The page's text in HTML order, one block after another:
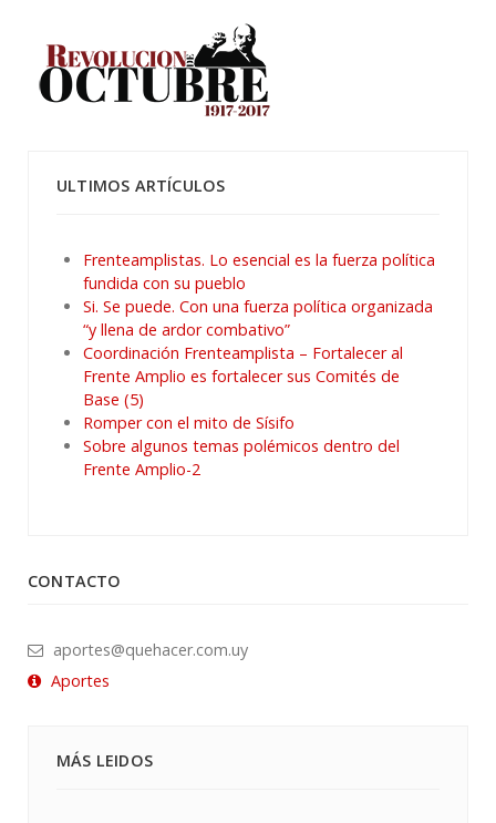
ULTIMOS ARTÍCULOS
Frenteamplistas. Lo esencial es la fuerza política
fundida con su pueblo
Si. Se puede. Con una fuerza política organizada
“y llena de ardor combativo”
Coordinación Frenteamplista – Fortalecer al
Frente Amplio es fortalecer sus Comités de
Base (5)
Romper con el mito de Sísifo
Sobre algunos temas polémicos dentro del
Frente Amplio-2
CONTACTO
aportes@quehacer.com.uy
Aportes
MÁS LEIDOS